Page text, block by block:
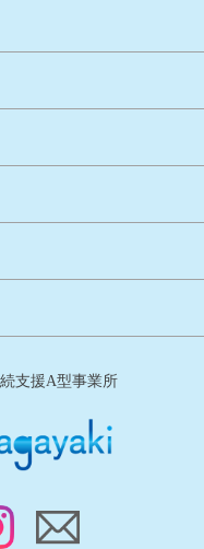
支援A型事業所